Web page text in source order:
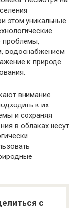
этом уникальные
проблемы,
водоснабжением
к природе
внимание
к их
и сохраняя
в облаках несут
с